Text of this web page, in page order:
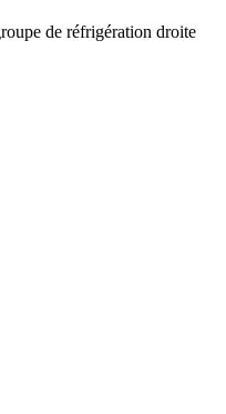
de réfrigération droite